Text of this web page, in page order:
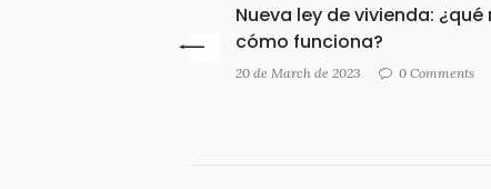
Nueva ley de vivienda: ¿qué
cómo funciona?
20 de March de 2023 0 Comments